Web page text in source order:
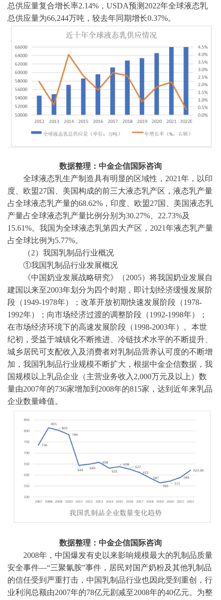
总供应量复合增长率2.14%，USDA预测2022年全球液态乳
总供应量为66,244万吨，较去年同期增长0.37%。
数据整理：中金企信国际咨询
全球液态乳生产制造具有明显的区域性， 2021年，以印
度、欧盟27国、美国构成的前三大液态乳产区，液态乳产量
占全球液态乳产量的68.62%，印度、欧盟27国、美国液态乳
产量占全球液态乳产量比例分别为30.27%、22.73%及
15.61%。我国为全球液态乳第四大产区，2021年液态乳产量
占全球比例为5.77%。
（2） 我国乳制品行业概况
①我国乳制品行业发展概况
《中国奶业发展战略研究》（2005）将我国奶业发展自
建国以来至2003年划分为四个时期，即计划经济缓慢发展阶
段（1949-1978年）；改革开放初期快速发展阶段（1978-
1992年）；向市场经济过渡的调整阶段（1992-1998年）；
在市场经济环境下的高速发展阶段（1998-2003年）。本世
纪初，受益于城镇化不断推进、冷链技术水平的不断提升、
城乡居民可支配收入及消费者对乳制品营养认可度的不断增
加，我国乳制品行业规模不断扩大，根据中金企信数据 ，我
国规模以上乳品企业（主营业务收入 2,000万元及以上）数
量由2007年的736家增加到2008年的815家，达到近年来乳品
企业数量峰值。
数据整理：中金企信国际咨询
2008年，中国爆发有史以来影响规模最大的乳制品质量
安全事件—“三聚氰胺”事件，居民对国产奶粉及其他乳制品
的信任受到严重打击，中国乳制品行业也因此受到重创，行
业利润总额由2007年的78亿元剧减至2008年的40亿元。为整